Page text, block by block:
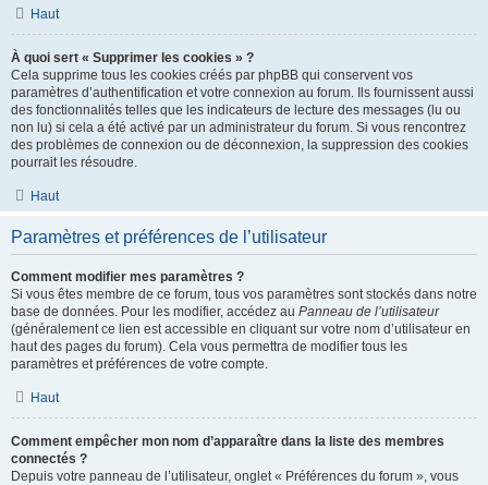
Haut
À quoi sert « Supprimer les cookies » ?
Cela supprime tous les cookies créés par phpBB qui conservent vos
paramètres d’authentification et votre connexion au forum. Ils fournissent aussi
des fonctionnalités telles que les indicateurs de lecture des messages (lu ou
non lu) si cela a été activé par un administrateur du forum. Si vous rencontrez
des problèmes de connexion ou de déconnexion, la suppression des cookies
pourrait les résoudre.
Haut
Paramètres et préférences de l’utilisateur
Comment modifier mes paramètres ?
Si vous êtes membre de ce forum, tous vos paramètres sont stockés dans notre
base de données. Pour les modifier, accédez au Panneau de l’utilisateur
(généralement ce lien est accessible en cliquant sur votre nom d’utilisateur en
haut des pages du forum). Cela vous permettra de modifier tous les
paramètres et préférences de votre compte.
Haut
Comment empêcher mon nom d’apparaître dans la liste des membres
connectés ?
Depuis votre panneau de l’utilisateur, onglet « Préférences du forum », vous